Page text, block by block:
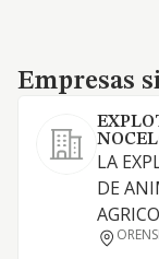
Empresas
Empresas
LA
DE